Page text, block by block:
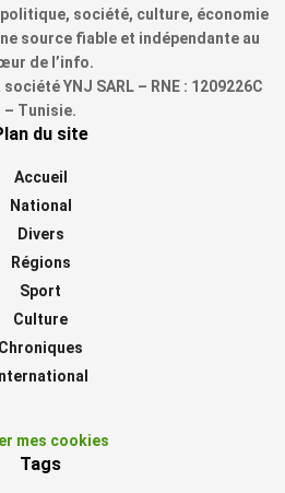
société, culture, économie
source fiable et indépendante au
de l’info.
YNJ SARL – RNE : 1209226C
– Tunisie.
du site
Accueil
National
Divers
Régions
Sport
Culture
Chroniques
mes cookies
Tags